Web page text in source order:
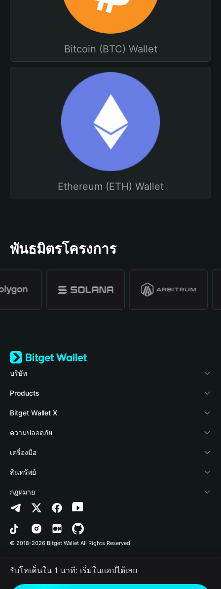
Bitcoin (BTC) Wallet
Ethereum (ETH) Wallet
พันธมิตรโครงการ
บริษัท
เกี่ยวกับ Bitget Wallet
Blog
Academy
ข่าวสารด้านคริปโต
ศูนย์ช่วยเหลือ
ติดต่อเรา
ทรัพยากรข้อมูลของแบรนด์
อาชีพ
Products
Crypto Card
Stablecoin Earn
Payfi Crypto
Crypto Swap API
Altcoin Season Index
Prediction Markets
DApp
RWA
Bitget Wallet X
นักพัฒนา
เชื่อมต่อ Wallet
Bitget Wallet Pay
ลิสต์โปรเจกต์
ความปลอดภัย
Protection Fund
เทคโนโลยีความปลอดภัย
เครื่องมือ
ซื้อคริปโต
การตรวจจับการอนุญาต
การตรวจจับสัญญา
การโอนเป็นชุด
สินทรัพย์
Arbitrum
Avalanche
Bitcoin
Polygon
กฎหมาย
นโยบายความเป็นส่วนตัว
ข้อตกลงในการใช้บริการ
© 2018-2026 Bitget Wallet All Rights Reserved
รับโทเค็นใน 1 นาที: เริ่มในแอปได้เลย